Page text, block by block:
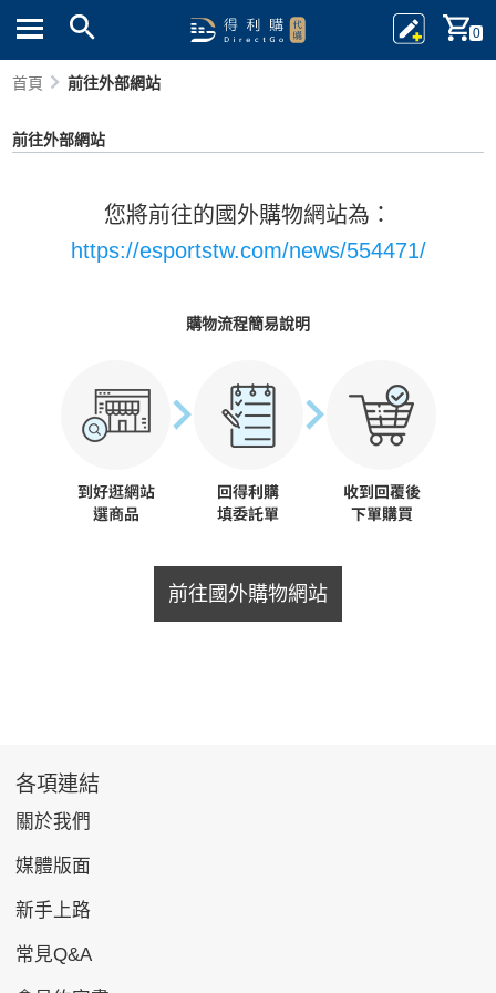
0
首頁 前往外部網站
前往外部網站
您將前往的國外購物網站為：
https://esportstw.com/news/554471/
購物流程簡易說明
前往國外購物網站
各項連結
關於我們
媒體版面
新手上路
常見Q&A